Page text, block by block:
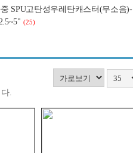
SPU고탄성우레탄캐스터(무소음)-
(25)
.